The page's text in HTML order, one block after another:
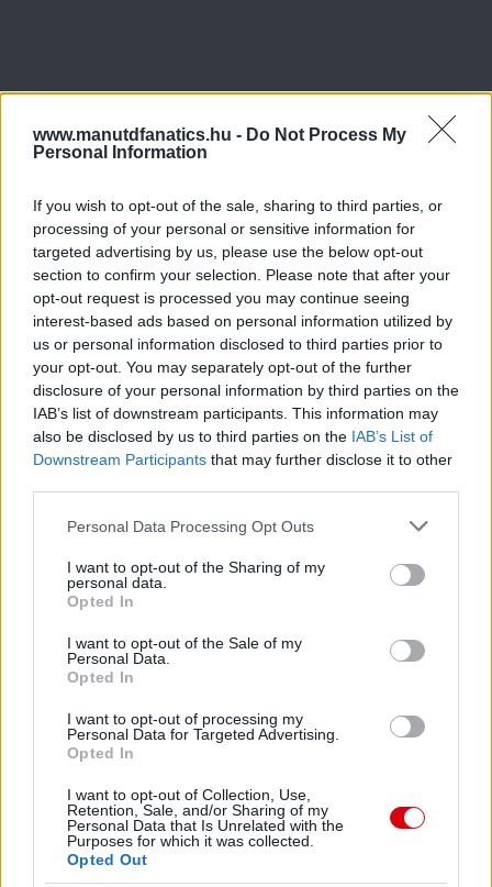
www.manutdfanatics.hu - Do Not Process My
Personal Information
If you wish to opt-out of the sale, sharing to third parties, or
processing of your personal or sensitive information for
targeted advertising by us, please use the below opt-out
section to confirm your selection. Please note that after your
opt-out request is processed you may continue seeing
interest-based ads based on personal information utilized by
us or personal information disclosed to third parties prior to
your opt-out. You may separately opt-out of the further
disclosure of your personal information by third parties on the
IAB’s list of downstream participants. This information may
also be disclosed by us to third parties on the IAB’s List of
Downstream Participants that may further disclose it to other
Please note that this website/app uses one or more Google
not limited to your visit or usage behaviour. You may click to
grant or deny consent to Google and its third-party tags to
use your data for below specified purposes in below Google
consent section.
Personal Data Processing Opt Outs
I want to opt-out of the Sharing of my
personal data.
Opted In
I want to opt-out of the Sale of my
Personal Data.
Opted In
I want to opt-out of processing my
Personal Data for Targeted Advertising.
Opted In
I want to opt-out of Collection, Use,
Retention, Sale, and/or Sharing of my
Personal Data that Is Unrelated with the
Purposes for which it was collected.
Opted Out
Meccs Center
Leeds United vs Manchester
United
Felkészülési szezon 5. mérkőzés
Croke Park, Dublin
2026-08-12 20:30
2 nap 12 óra 14 perc 43 másodperc
AC Milan Manchester United 2026-08-15 18:00
ELŐZŐ MÉRKŐZÉSEK